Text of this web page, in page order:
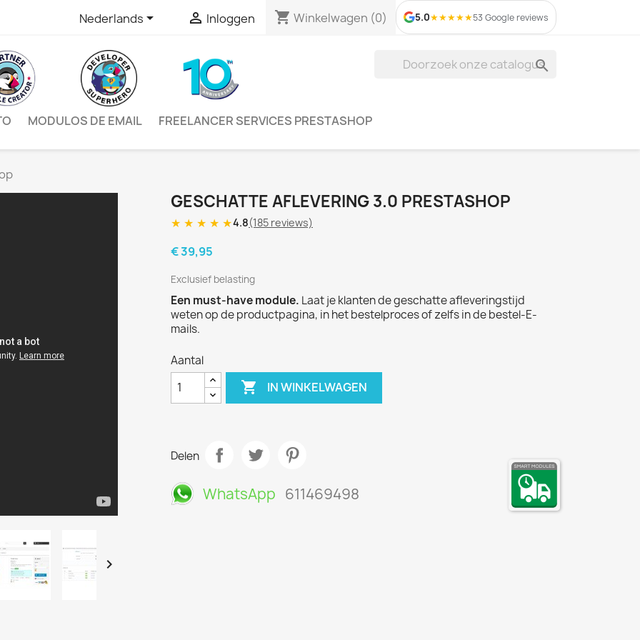
Nederlands  Inloggen shopping_cart Winkelwagen (0) 5.0★★★★★53 Google reviews

MODULOS DE EMAIL FREELANCER SERVICES PRESTASHOP

GESCHATTE AFLEVERING 3.0 PRESTASHOP
★ ★ ★ ★ ★4.8(185 reviews)
€ 39,95
Exclusief belasting
Een must-have module. Laat je klanten de geschatte afleveringstijd
weten op de productpagina, in het bestelproces of zelfs in de bestel-E-
mails.
Aantal
 IN WINKELWAGEN
Delen
WhatsApp 611469498